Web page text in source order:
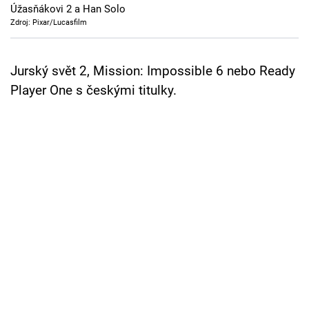
TV Program
Přihlášení
Úžasňákovi 2 a Han Solo
Zdroj: Pixar/Lucasfilm
Jurský svět 2, Mission: Impossible 6 nebo Ready
Player One s českými titulky.